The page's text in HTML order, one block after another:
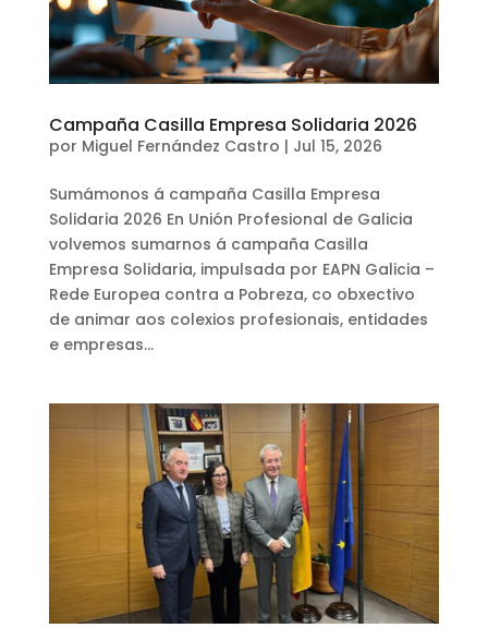
Campaña Casilla Empresa Solidaria 2026
por Miguel Fernández Castro | Jul 15, 2026
Sumámonos á campaña Casilla Empresa
Solidaria 2026 En Unión Profesional de Galicia
volvemos sumarnos á campaña Casilla
Empresa Solidaria, impulsada por EAPN Galicia –
Rede Europea contra a Pobreza, co obxectivo
de animar aos colexios profesionais, entidades
e empresas...